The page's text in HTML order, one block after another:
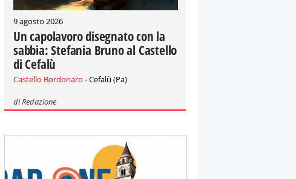
9 agosto 2026
Un capolavoro disegnato con la
sabbia: Stefania Bruno al Castello
di Cefalù
Castello Bordonaro - Cefalù (Pa)
diRedazione